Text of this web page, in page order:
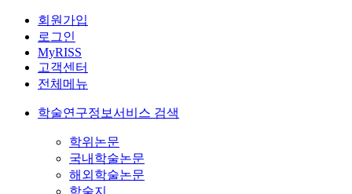
회원가입
로그인
MyRISS
고객센터
전체메뉴
학술연구정보서비스 검색
학위논문
국내학술논문
해외학술논문
학술지